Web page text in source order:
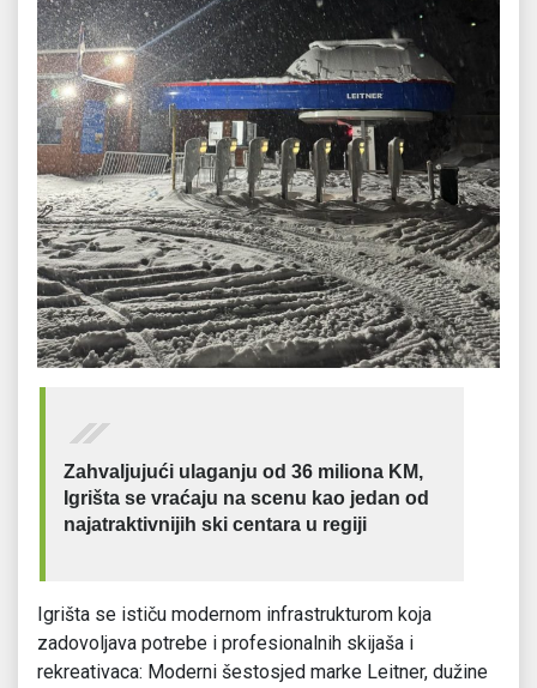
Zahvaljujući ulaganju od 36 miliona KM,
Igrišta se vraćaju na scenu kao jedan od
najatraktivnijih ski centara u regiji
Igrišta se ističu modernom infrastrukturom koja
zadovoljava potrebe i profesionalnih skijaša i
rekreativaca: Moderni šestosjed marke Leitner, dužine